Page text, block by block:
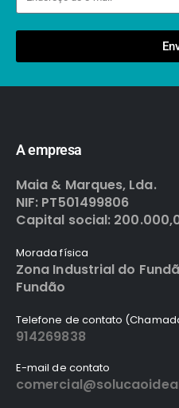
A empresa
Maia & Marques, Lda.
NIF: PT501499806
Capital social:
Morada física
Zona Industrial do
Fundão
Telefone de contato
914269838
E-mail de contato